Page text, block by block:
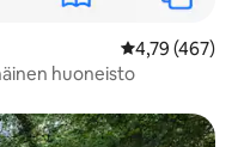
4,79 (467)
huoneisto